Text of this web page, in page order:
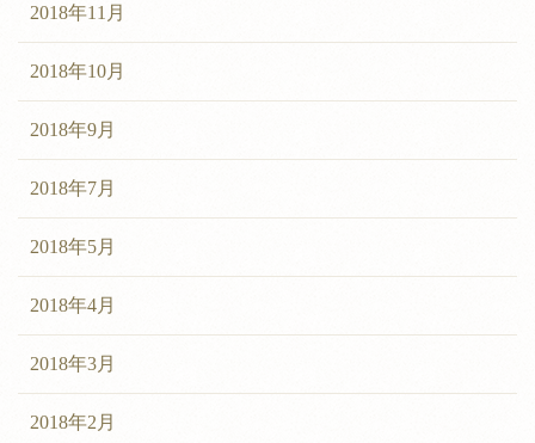
2018年11月
2018年10月
2018年9月
2018年7月
2018年5月
2018年4月
2018年3月
2018年2月